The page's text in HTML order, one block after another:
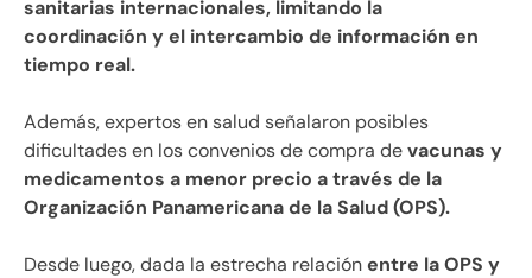
sanitarias internacionales, limitando la
coordinación y el intercambio de información en
tiempo real.
Además, expertos en salud señalaron posibles
dificultades en los convenios de compra devacunas y
medicamentos a menor precio a través de la
Organización Panamericana de la Salud (OPS).
Desde luego, dada la estrecha relaciónentre la OPS y